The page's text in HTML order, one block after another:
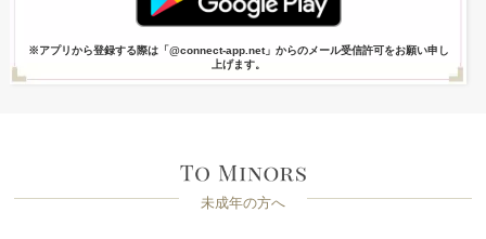
※アプリから登録する際は「@connect-app.net」からのメール受信許可をお願い申し
上げます。
未成年の方へ